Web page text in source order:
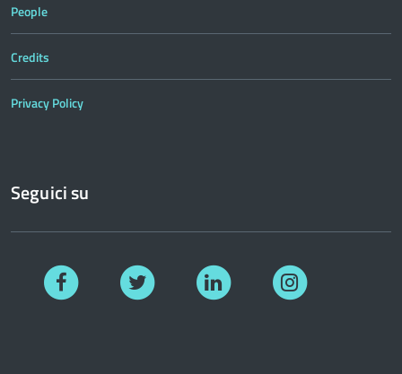
People
Credits
Privacy Policy
Seguici su
Facebook Linkedin